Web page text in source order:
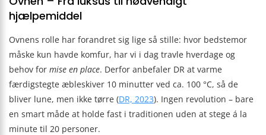
hjælpemiddel
Ovnens rolle har forandret sig lige så stille: hvor bedstemor
måske kun havde komfur, har vi i dag travle hverdage og
behov for mise en place. Derfor anbefaler DR at varme
færdigstegte æbleskiver 10 minutter ved ca. 100 °C, så de
bliver lune, men ikke tørre (DR, 2023). Ingen revolution – bare
en smart måde at holde fast i traditionen uden at stege á la
minute til 20 personer.